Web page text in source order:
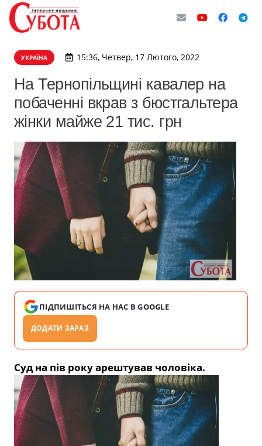
УКРАЇНА 15:36, Четвер, 17 Лютого, 2022
На Тернопільщині кавалер на
побаченні вкрав з бюстгальтера
жінки майже 21 тис. грн
ПІДПИШІТЬСЯ НА НАС В GOOGLE
ДОДАТИ ЗАРАЗ
Суд на пів року арештував чоловіка.